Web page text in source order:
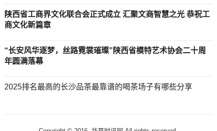
陕西省工商界文化联合会正式成立 汇聚文商智慧之光 恭祝工
商文化新篇章
“长安风华逐梦，丝路霓裳璀璨”陕西省模特艺术协会二十周
年圆满落幕
2025排名最高的长沙品茶最靠谱的喝茶场子有哪些分享